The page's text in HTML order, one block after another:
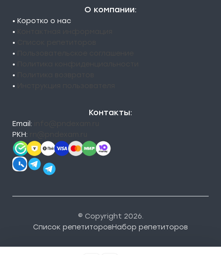
О компании:
• Коротко о нас
•
•
•
•
•
•
Контакты:
Email:
РКН:
© Copyright 2026.
Список репетиторовНабор репетиторов